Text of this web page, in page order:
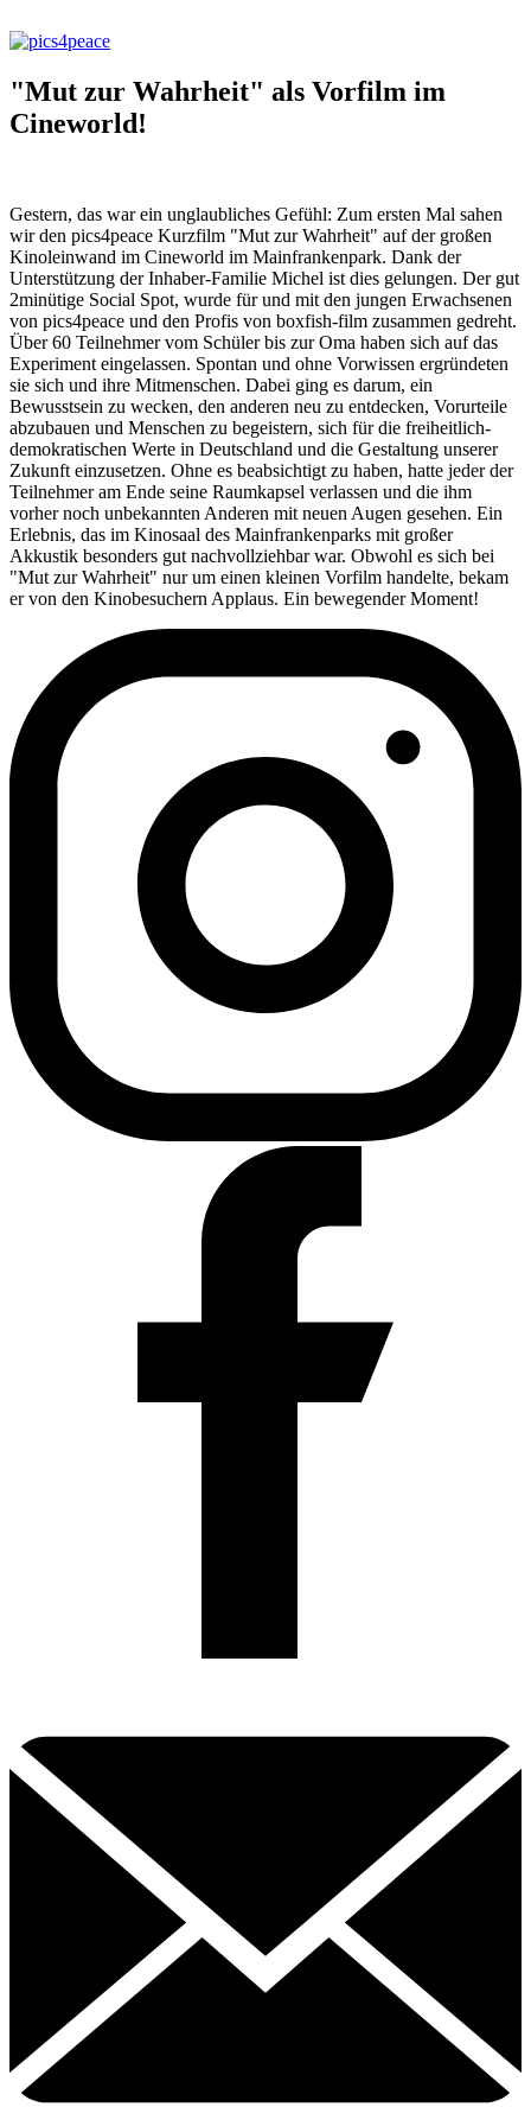
"Mut zur Wahrheit" als Vorfilm im
Cineworld!
Gestern, das war ein unglaubliches Gefühl: Zum ersten Mal sahen
wir den pics4peace Kurzfilm "Mut zur Wahrheit" auf der großen
Kinoleinwand im Cineworld im Mainfrankenpark. Dank der
Unterstützung der Inhaber-Familie Michel ist dies gelungen. Der gut
2minütige Social Spot, wurde für und mit den jungen Erwachsenen
von pics4peace und den Profis von boxfish-film zusammen gedreht.
Über 60 Teilnehmer vom Schüler bis zur Oma haben sich auf das
Experiment eingelassen. Spontan und ohne Vorwissen ergründeten
sie sich und ihre Mitmenschen. Dabei ging es darum, ein
Bewusstsein zu wecken, den anderen neu zu entdecken, Vorurteile
abzubauen und Menschen zu begeistern, sich für die freiheitlich-
demokratischen Werte in Deutschland und die Gestaltung unserer
Zukunft einzusetzen. Ohne es beabsichtigt zu haben, hatte jeder der
Teilnehmer am Ende seine Raumkapsel verlassen und die ihm
vorher noch unbekannten Anderen mit neuen Augen gesehen. Ein
Erlebnis, das im Kinosaal des Mainfrankenparks mit großer
Akkustik besonders gut nachvollziehbar war. Obwohl es sich bei
"Mut zur Wahrheit" nur um einen kleinen Vorfilm handelte, bekam
er von den Kinobesuchern Applaus. Ein bewegender Moment!